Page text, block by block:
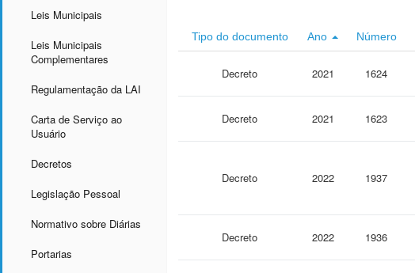
Leis Municipais
Leis Municipais
Complementares
Regulamentação da LAI
Carta de Serviço ao
Usuário
Decretos
Legislação Pessoal
Normativo sobre Diárias
Portarias
Tipo do documento Ano Número
Decreto 2021 1624
Decreto 2021 1623
Decreto 2022 1937
Decreto 2022 1936